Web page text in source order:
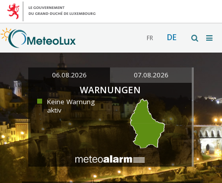
FR DE
06.08.2026 07.08.2026
WARNUNGEN
Keine Warnung
aktiv